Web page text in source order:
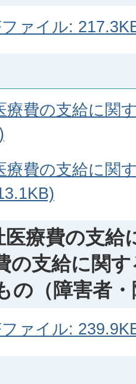
ァイル:
療費の支給に関
療費の支給に関
医療費の支給
の支給に関
の（障害者
ァイル: